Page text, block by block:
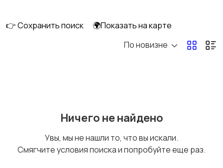
Водные виды спорта
👉 Сохранить поиск
🌍Показать на карте
По новизне
Ничего не найдено
Увы, мы не нашли то, что вы искали.
Смягчите условия поиска и попробуйте еще раз.